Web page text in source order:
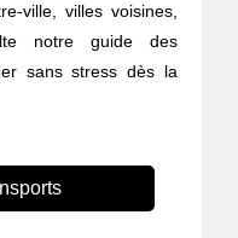
ville, villes voisines,
notre guide des
sans stress dès la